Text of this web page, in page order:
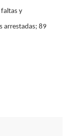
y
arrestadas; 89